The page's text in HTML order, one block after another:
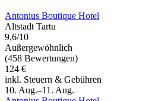
Antonius Boutique Hotel
Altstadt Tartu
9,6/10
Außergewöhnlich
(458 Bewertungen)
124 €
inkl. Steuern & Gebühren
10. Aug.–11. Aug.